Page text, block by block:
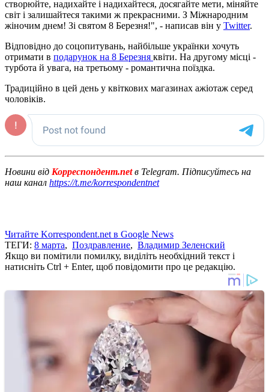
створюйте, надихайте і надихайтеся, досягайте мети, міняйте
світ і залишайтеся такими ж прекрасними. З Міжнародним
жіночим днем! Зі святом 8 Березня!", - написав він у Twitter.
Відповідно до соцопитувань, найбільше українки хочуть
отримати в подарунок на 8 Березня квіти. На другому місці -
турбота й увага, на третьому - романтична поїздка.
Традиційно в цей день у квіткових магазинах ажіотаж серед
чоловіків.
Новини від Корреспондент.netв Telegram. Підписуйтесь на
наш канал https://t.me/korrespondentnet
Читайте Korrespondent.net в Google News
ТЕГИ: 8 марта, Поздравление, Владимир Зеленский
Якщо ви помітили помилку, виділіть необхідний текст і
натисніть Ctrl + Enter, щоб повідомити про це редакцію.